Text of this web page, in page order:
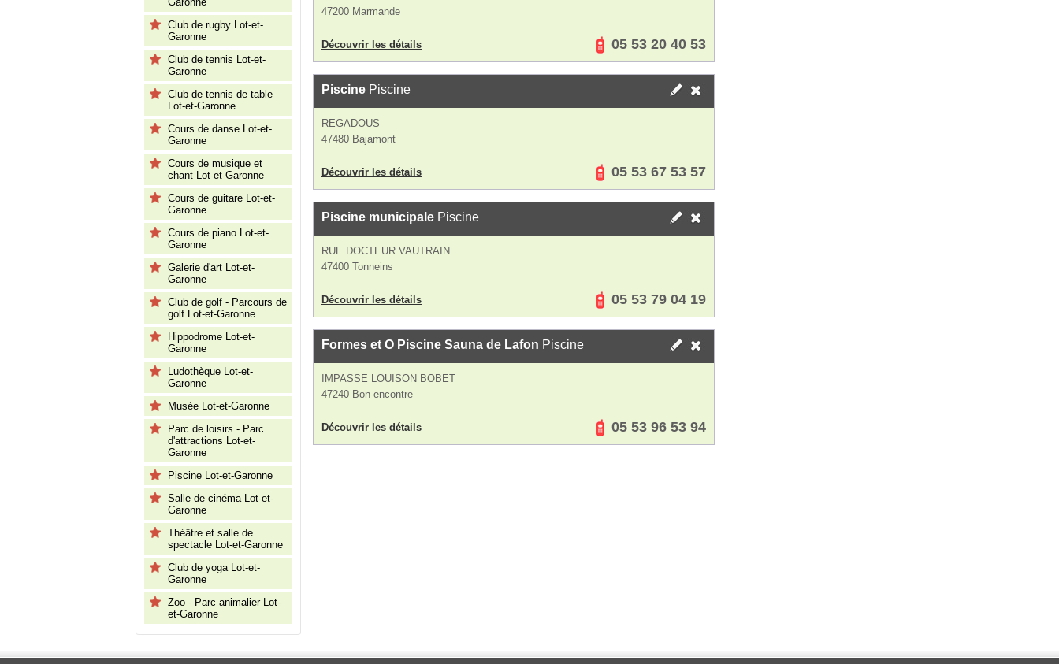
Club de rugby Lot-et-
Garonne
Club de tennis Lot-et-
Garonne
Club de tennis de table
Lot-et-Garonne
Cours de danse Lot-et-
Garonne
Cours de musique et
chant Lot-et-Garonne
Cours de guitare Lot-et-
Garonne
Cours de piano Lot-et-
Garonne
Galerie d'art Lot-et-
Garonne
Club de golf - Parcours de
golf Lot-et-Garonne
Hippodrome Lot-et-
Garonne
Ludothèque Lot-et-
Garonne
Musée Lot-et-Garonne
Parc de loisirs - Parc
d'attractions Lot-et-
Garonne
Piscine Lot-et-Garonne
Salle de cinéma Lot-et-
Garonne
Théâtre et salle de
spectacle Lot-et-Garonne
Club de yoga Lot-et-
Garonne
Zoo - Parc animalier Lot-
et-Garonne
47200 Marmande
Découvrir les détails 05 53 20 40 53
Piscine Piscine
REGADOUS
47480 Bajamont
Découvrir les détails 05 53 67 53 57
Piscine municipale Piscine
RUE DOCTEUR VAUTRAIN
47400 Tonneins
Découvrir les détails 05 53 79 04 19
Formes et O Piscine Sauna de Lafon Piscine
IMPASSE LOUISON BOBET
47240 Bon-encontre
Découvrir les détails 05 53 96 53 94